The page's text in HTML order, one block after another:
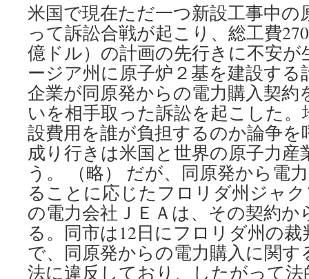
米国で現在ただ一つ新設工事中の
って訴訟合戦が起こり、総工費
億ドル）の計画の先行きに不安
ージア州に原子炉２基を建設す
企業が同原発からの電力購入契約
いを相手取った訴訟を起こした
設費用を誰が負担するのか論争
成り行きは米国と世界の原子力産
う。 （略） だが、同原発から電
ることに応じたフロリダ州ジャ
の電力会社ＪＥＡは、その契約
る。同市は12日にフロリダ州の
で、同原発からの電力購入に関す
法に違反しており、したがって